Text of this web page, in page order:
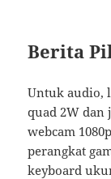
Berita
Untuk audio,
quad 2W dan
webcam
perangkat
keyboard